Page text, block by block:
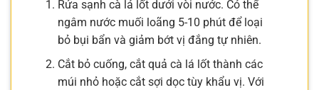
Rửa sạnh cà lá lốt dưới vòi nước. Có thể
ngâm nước muối loãng 5-10 phút để loại
bỏ bụi bẩn và giảm bớt vị đắng tự nhiên.
Cắt bỏ cuống, cắt quả cà lá lốt thành các
múi nhỏ hoặc cắt sợi dọc tùy khẩu vị. Với